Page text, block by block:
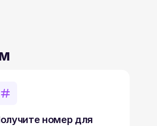
номер для